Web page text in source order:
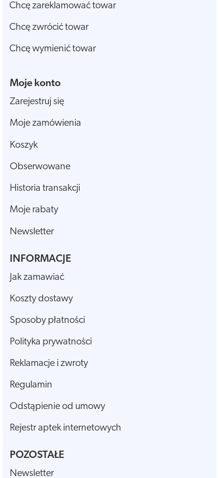
Chcę zareklamować towar
Chcę zwrócić towar
Chcę wymienić towar
Moje konto
Zarejestruj się
Moje zamówienia
Koszyk
Obserwowane
Historia transakcji
Moje rabaty
Newsletter
INFORMACJE
Jak zamawiać
Koszty dostawy
Sposoby płatności
Polityka prywatności
Reklamacje i zwroty
Regulamin
Odstąpienie od umowy
Rejestr aptek internetowych
POZOSTAŁE
Newsletter